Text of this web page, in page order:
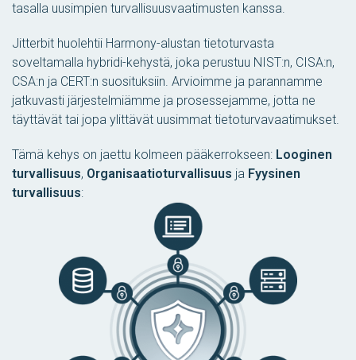
tasalla uusimpien turvallisuusvaatimusten kanssa.
Jitterbit huolehtii Harmony-alustan tietoturvasta
soveltamalla hybridi-kehystä, joka perustuu NIST:n, CISA:n,
CSA:n ja CERT:n suosituksiin. Arvioimme ja parannamme
jatkuvasti järjestelmiämme ja prosessejamme, jotta ne
täyttävät tai jopa ylittävät uusimmat tietoturvavaatimukset.
Tämä kehys on jaettu kolmeen pääkerrokseen: Looginen
turvallisuus, Organisaatioturvallisuus ja Fyysinen
turvallisuus: